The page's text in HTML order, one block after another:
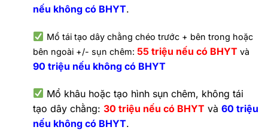
nếu không có BHYT.
Mổ tái tạo dây chằng chéo trước + bên trong hoặc
bên ngoài +/- sụn chêm: 55 triệu nếu có BHYT và
90 triệu nếu không có BHYT
Mổ khâu hoặc tạo hình sụn chêm, không tái
tạo dây chằng: 30 triệu nếu có BHYT và 60 triệu
nếu không có BHYT.